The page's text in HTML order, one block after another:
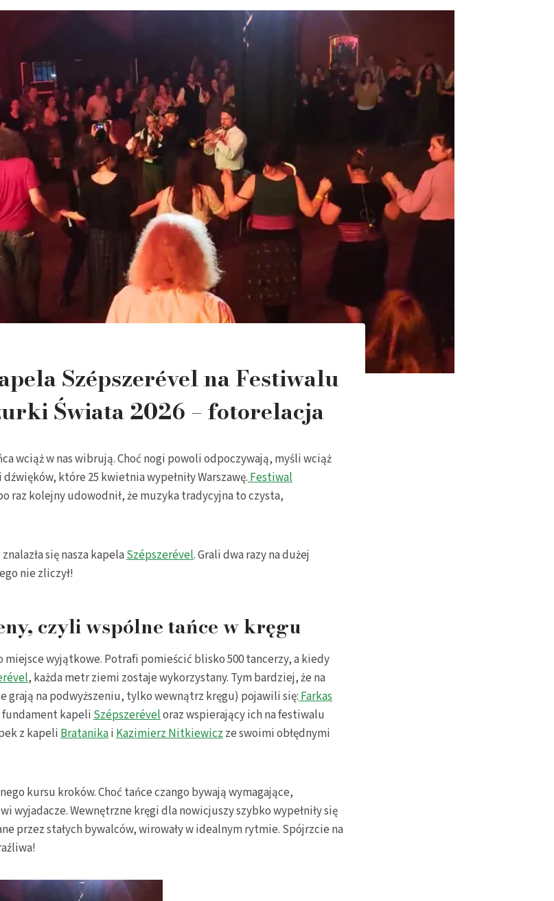
Szépszerével na Festiwalu
Świata 2026 – fotorelacja
wciąż w nas wibrują. Choć nogi powoli odpoczywają, myśli wciąż
które 25 kwietnia wypełniły Warszawę. Festiwal
raz kolejny udowodnił, że muzyka tradycyjna to czysta,
się nasza kapela Szépszerével. Grali dwa razy na dużej
nie zliczył!
czyli wspólne tańce w kręgu
wyjątkowe. Potrafi pomieścić blisko 500 tancerzy, a kiedy
, każda metr ziemi zostaje wykorzystany. Tym bardziej, że na
grają na podwyższeniu, tylko wewnątrz kręgu) pojawili się: Farkas
fundament kapeli Szépszeréveloraz wspierający ich na festiwalu
z kapeli Bratanikai Kazimierz Nitkiewicz ze swoimi obłędnymi
kursu kroków. Choć tańce czango bywają wymagające,
wyjadacze. Wewnętrzne kręgi dla nowicjuszy szybko wypełniły się
przez stałych bywalców, wirowały w idealnym rytmie. Spójrzcie na